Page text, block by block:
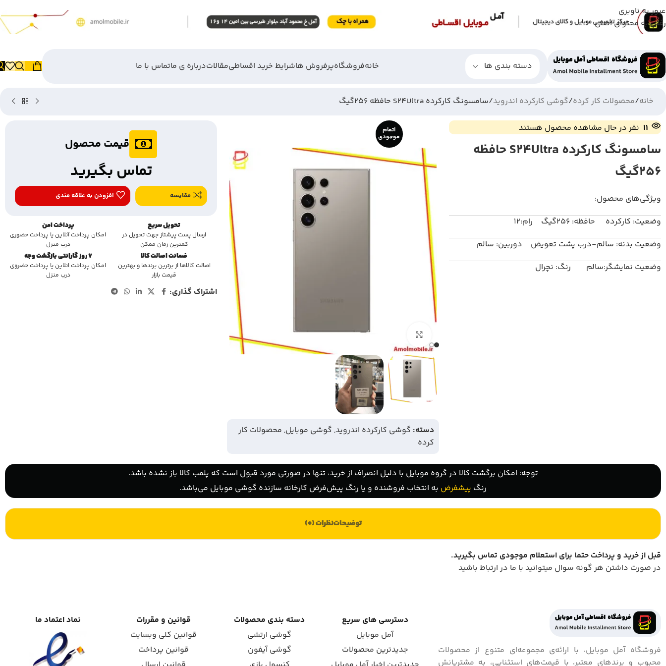
عبور به ناوبری
رفتن به محتوای اصلی
دسته بندی ها خانهفروشگاهپرفروش هاشرایط خرید اقساطیمقالاتدرباره ی ماتماس با ما
خانه محصولات کار کرده گوشی کارکرده اندروید سامسونگ کارکرده S24Ultra حافظه 256گیگ
11 نفر در حال مشاهده محصول هستند
سامسونگ کارکرده S24Ultra حافظه
256گیگ
ویژگی‌های محصول:
وضعیت: کارکرده حافظه: 256گیگ رام:12
وضعیت بدنه: سالم-درب پشت تعویض دوربین: سالم
وضعیت نمایشگر:سالم رنگ: نچرال
اتمام
موجودی
بزرگنمایی تصویر
دسته: گوشی کارکرده اندروید, گوشی موبایل, محصولات کار
کرده
قیمت محصول
تماس بگیرید
مقایسه افزودن به علاقه مندی
تحویل سریع
ارسال پست پیشتاز جهت تحویل در
کمترین زمان ممکن
ضمانت اصالت کالا
اصالت کالاها از برترین برندها و بهترین
قیمت بازار
پرداخت امن
امکان پرداخت آنلاین یا پرداخت حضوری
درب منزل
7 روز گارانتی بازگشت وجه
امکان پرداخت انلاین یا پرداخت حضروی
درب منزل
اشتراک گذاری:
توجه: امکان برگشت کالا در گروه موبایل با دلیل انصراف از خرید، تنها در صورتی مورد قبول است که پلمب کالا باز نشده باشد.
رنگ پیشفرض به انتخاب فروشنده و یا رنگ پیش‌فرض کارخانه سازنده گوشی موبایل می‌باشد.
توضیحاتنظرات (0)
قبل از خرید و پرداخت حتما برای استعلام موجودی تماس بگیرید.
در صورت داشتن هر گونه سوال میتوانید با ما در ارتباط باشید
فروشگاه آمل موبایل، با ارائه‌ی مجموعه‌ای متنوع از محصولات
محبوب و برندهای معتبر، با قیمت‌های استثنایی، به مشتریانش
دسترسی های سریع
آمل موبایل
جدیدترین محصولات
دسته بندی محصولات
گوشی ارتشی
گوشی آیفون
قوانین و مقررات
قوانین کلی وبسایت
قوانین پرداخت
نماد اعتماد ما